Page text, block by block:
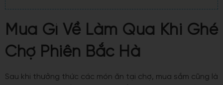
Mua Gì Về Làm Qua Khi Ghé
Chợ Phiên Bắc Hà
Sau khi thưởng thức các món ăn tại chợ, mua sắm cũng là